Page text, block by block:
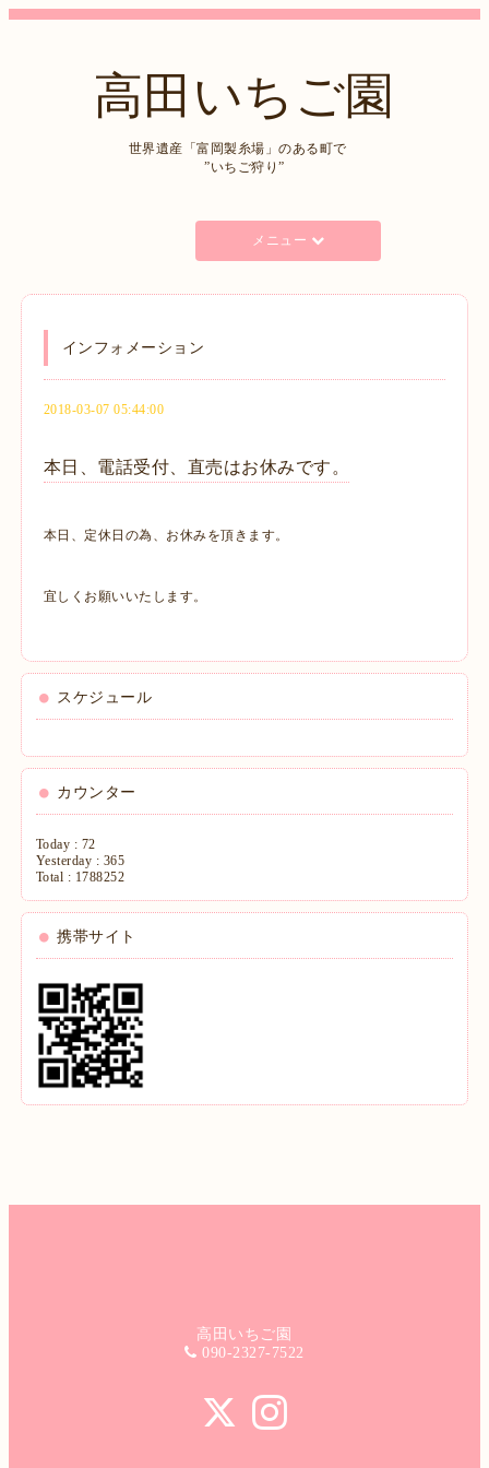
高田いちご園
世界遺産「富岡製糸場」のある町で
”いちご狩り”
メニュー
インフォメーション
2018-03-07 05:44:00
本日、電話受付、直売はお休みです。
本日、定休日の為、お休みを頂きます。
宜しくお願いいたします。
スケジュール
カウンター
Today : 72
Yesterday : 365
Total : 1788252
携帯サイト
高田いちご園
090-2327-7522